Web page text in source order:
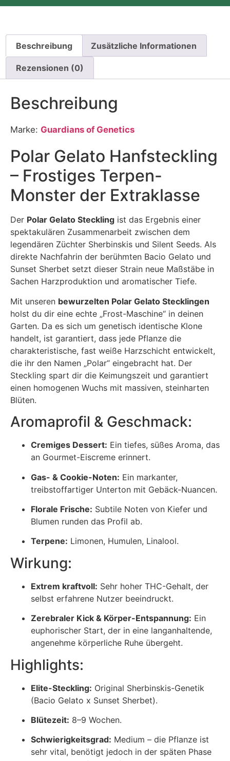
Beschreibung Zusätzliche Informationen
Rezensionen (0)
Beschreibung
Marke: Guardians of Genetics
Polar Gelato Hanfsteckling
– Frostiges Terpen-
Monster der Extraklasse
Der Polar Gelato Steckling ist das Ergebnis einer
spektakulären Zusammenarbeit zwischen dem
legendären Züchter Sherbinskis und Silent Seeds. Als
direkte Nachfahrin der berühmten Bacio Gelato und
Sunset Sherbet setzt dieser Strain neue Maßstäbe in
Sachen Harzproduktion und aromatischer Tiefe.
Mit unseren bewurzelten Polar Gelato Stecklingen
holst du dir eine echte „Frost-Maschine“ in deinen
Garten. Da es sich um genetisch identische Klone
handelt, ist garantiert, dass jede Pflanze die
charakteristische, fast weiße Harzschicht entwickelt,
die ihr den Namen „Polar“ eingebracht hat. Der
Steckling spart dir die Keimungszeit und garantiert
einen homogenen Wuchs mit massiven, steinharten
Blüten.
Aromaprofil & Geschmack:
Cremiges Dessert: Ein tiefes, süßes Aroma, das
an Gourmet-Eiscreme erinnert.
Gas- & Cookie-Noten: Ein markanter,
treibstoffartiger Unterton mit Gebäck-Nuancen.
Florale Frische: Subtile Noten von Kiefer und
Blumen runden das Profil ab.
Terpene: Limonen, Humulen, Linalool.
Wirkung:
Extrem kraftvoll: Sehr hoher THC-Gehalt, der
selbst erfahrene Nutzer beeindruckt.
Zerebraler Kick & Körper-Entspannung: Ein
euphorischer Start, der in eine langanhaltende,
angenehme körperliche Ruhe übergeht.
Highlights:
Elite-Steckling: Original Sherbinskis-Genetik
(Bacio Gelato x Sunset Sherbet).
Blütezeit: 8–9 Wochen.
Schwierigkeitsgrad: Medium – die Pflanze ist
sehr vital, benötigt jedoch in der späten Phase